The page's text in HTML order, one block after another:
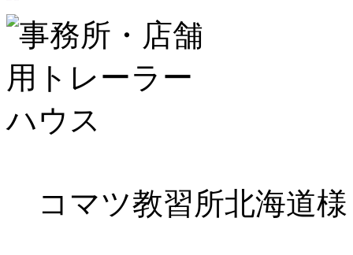
コマツ教習所北海道様